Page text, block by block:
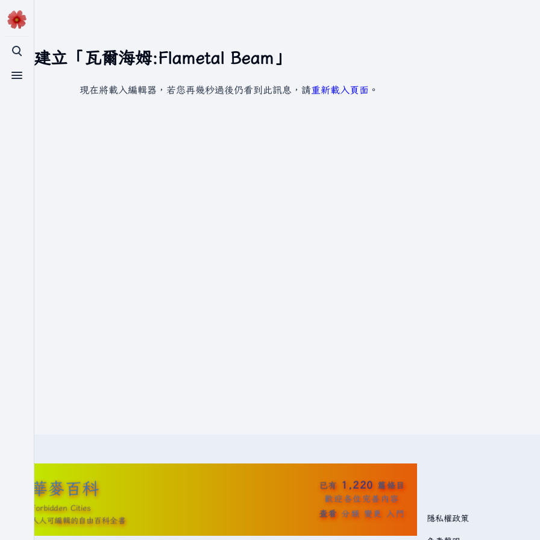
切換搜尋
切換選單
正在建立「瓦爾海姆:Flametal Beam」
現在將載入編輯器，若您再幾秒過後仍看到此訊息，請重新載入頁面 。
華麥百科
Forbidden Cities
人人可編輯的自由百科全書
已有 1,220 篇條目
歡迎各位完善內容
查看 分類 變更 入門 隱私權政策